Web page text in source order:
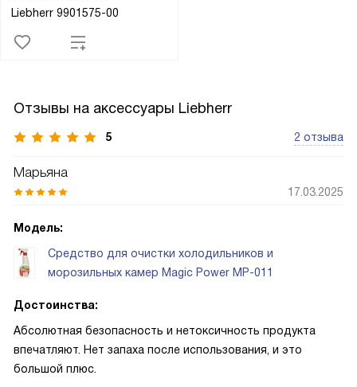
Liebherr 9901575-00
Отзывы на аксессуары Liebherr
5 2 отзыва
Марьяна
17.03.2025
Модель:
Средство для очистки холодильников и
морозильных камер Magic Power MP-011
Достоинства:
Абсолютная безопасность и нетоксичность продукта
впечатляют. Нет запаха после использования, и это
большой плюс.